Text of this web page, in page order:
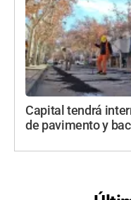
Capital tendrá
de pavimento y